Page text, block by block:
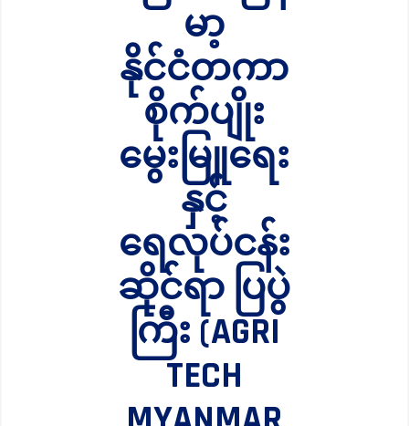
မာ့
နိုင်ငံတကာ
စိုက်ပျိုး
မွေးမြူရေး
နှင့်
ရေလုပ်ငန်း
ဆိုင်ရာ ပြပွဲ
ကြီး (AGRI
TECH